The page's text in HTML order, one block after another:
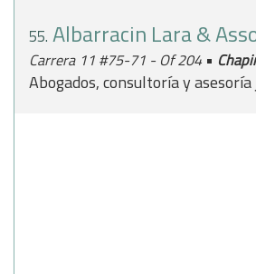
55. Albarracin Lara &
Carrera 11 #75-71 - Of 204 •
Abogados, consultoría y asesoría